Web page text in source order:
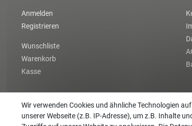
Anmelden
Registrieren
Wunschliste
Warenkorb
Kasse
Wir verwenden Cookies und ähnliche Technologien
unserer Webseite (z.B. IP-Adresse), um z.B. Inhalte